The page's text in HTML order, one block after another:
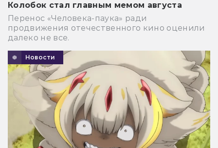
Колобок стал главным мемом августа
Перенос «Человека-паука» ради
продвижения отечественного кино оценили
далеко не все.
Новости